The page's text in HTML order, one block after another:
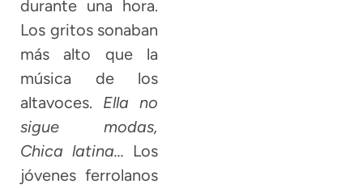
durante una hora.
Los gritos sonaban
más alto que la
música de los
altavoces. Ella no
sigue modas,
Chica latina… Los
jóvenes ferrolanos